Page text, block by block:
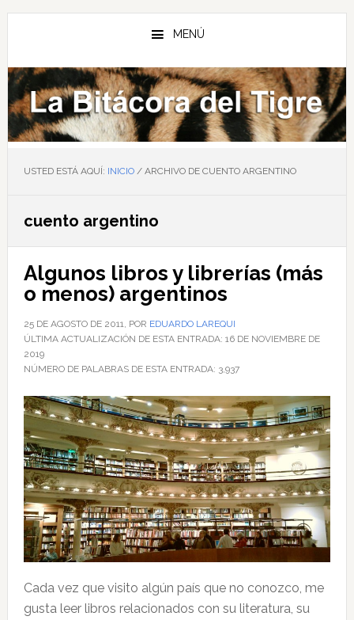
Saltar
principal
Saltar
barra
lateral
principal
Saltar
de
página
MENÚ
USTED ESTÁ AQUÍ: INICIO /ARCHIVO DE CUENTO ARGENTINO
cuento argentino
Algunos libros y librerías (más
o menos) argentinos
25 DE AGOSTO DE 2011, POR EDUARDO LAREQUI
ÚLTIMA ACTUALIZACIÓN DE ESTA ENTRADA: 16 DE NOVIEMBRE DE
2019
NÚMERO DE PALABRAS DE ESTA ENTRADA: 3,937
Cada vez que visito algún país que no conozco, me
gusta leer libros relacionados con su literatura, su